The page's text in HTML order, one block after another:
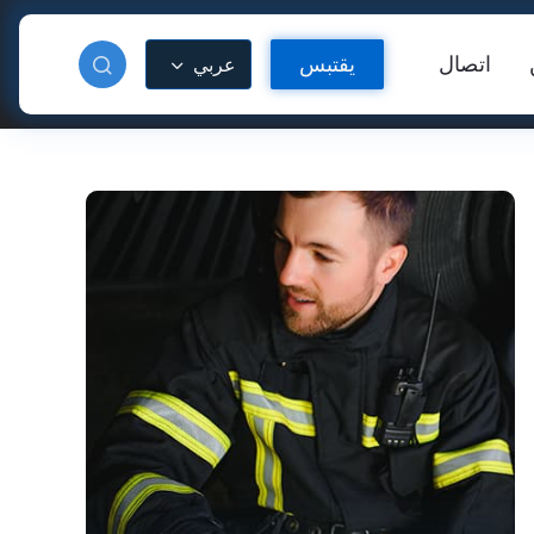
اتصال يقتبس عربي
عاكسة فينيل عاكس للحرارة